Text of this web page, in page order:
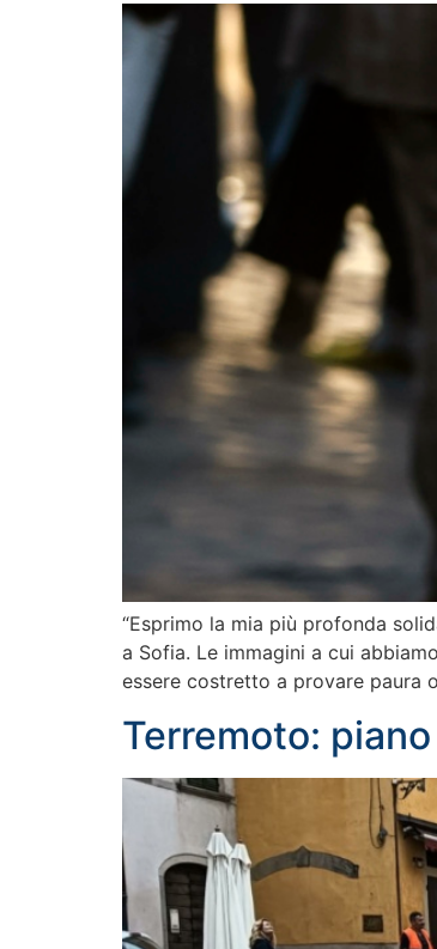
“Esprimo la mia più profonda
a Sofia. Le immagini a cui
essere costretto a provare paura
Terremoto: